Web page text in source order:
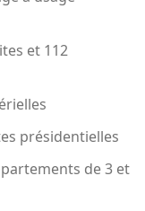
et 112
présidentielles
de 3 et